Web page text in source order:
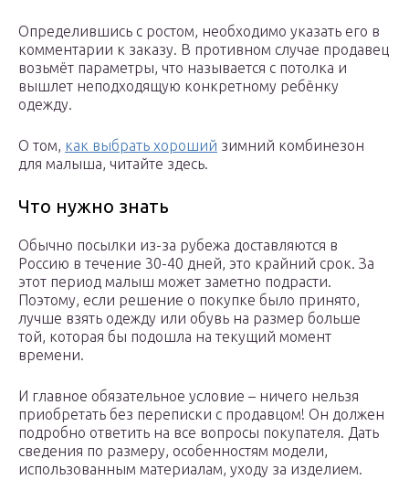
Определившись с ростом, необходимо указать его в
комментарии к заказу. В противном случае продавец
возьмёт параметры, что называется с потолка и
вышлет неподходящую конкретному ребёнку
одежду.
О том, как выбрать хороший зимний комбинезон
для малыша, читайте здесь.
Что нужно знать
Обычно посылки из-за рубежа доставляются в
Россию в течение 30-40 дней, это крайний срок. За
этот период малыш может заметно подрасти.
Поэтому, если решение о покупке было принято,
лучше взять одежду или обувь на размер больше
той, которая бы подошла на текущий момент
времени.
И главное обязательное условие – ничего нельзя
приобретать без переписки с продавцом! Он должен
подробно ответить на все вопросы покупателя. Дать
сведения по размеру, особенностям модели,
использованным материалам, уходу за изделием.